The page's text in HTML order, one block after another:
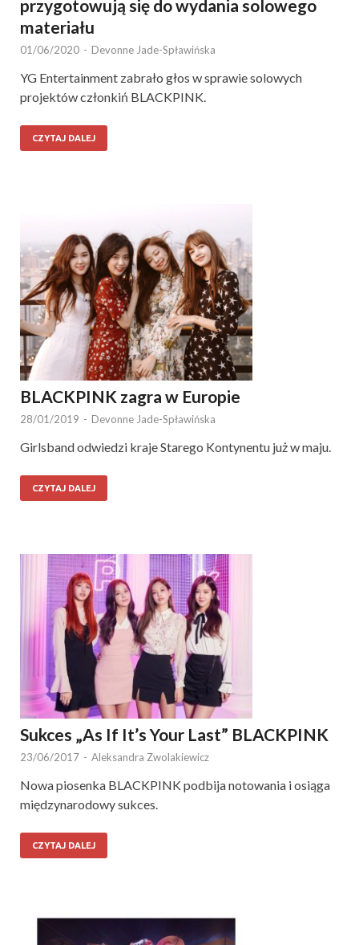
przygotowują się do wydania solowego
materiału
01/06/2020 - Devonne Jade-Spławińska
YG Entertainment zabrało głos w sprawie solowych
projektów członkiń BLACKPINK.
CZYTAJ DALEJ
BLACKPINK zagra w Europie
28/01/2019 - Devonne Jade-Spławińska
Girlsband odwiedzi kraje Starego Kontynentu już w maju.
CZYTAJ DALEJ
Sukces „As If It’s Your Last” BLACKPINK
23/06/2017 - Aleksandra Zwolakiewicz
Nowa piosenka BLACKPINK podbija notowania i osiąga
międzynarodowy sukces.
CZYTAJ DALEJ